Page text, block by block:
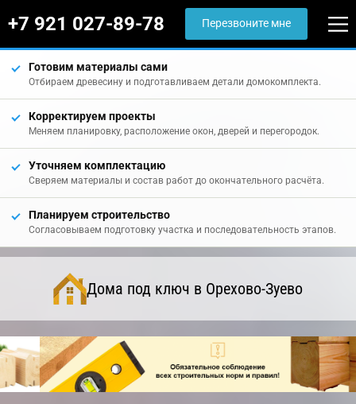
+7 921 027-89-78 Перезвоните мне
Готовим материалы сами
Отбираем древесину и подготавливаем детали домокомплекта.
Корректируем проекты
Меняем планировку, расположение окон, дверей и перегородок.
Уточняем комплектацию
Сверяем материалы и состав работ до окончательного расчёта.
Планируем строительство
Согласовываем подготовку участка и последовательность этапов.
Дома под ключ в Орехово-Зуево